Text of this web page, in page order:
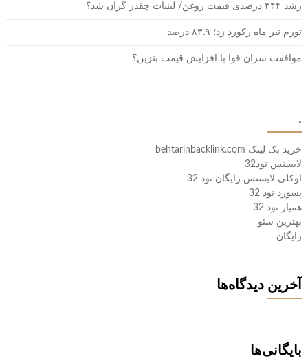
رشد ۳۴۴ درصدی قیمت روغن/ لبنیات چقدر گران شد؟
تورم تیر ماه رکورد زد؛ ۸۳.۹ درصد
موافقت سران قوا با افزایش قیمت بنزین؟
.
خرید بک لینک behtarinbacklink.com
لایسنس نود32
اوکلی لایسنس رایگان نود 32
پسورد نود 32
همیار نود 32
بهترین سئو
رایگان
آخرین دیدگاه‌ها
بایگانی‌ها